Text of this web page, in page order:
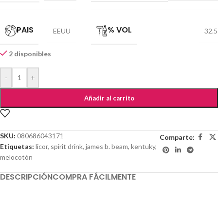
PAIS EEUU % VOL 32.5
2 disponibles
- +
Añadir al carrito
SKU: 080686043171
Etiquetas: licor, spirit drink, james b. beam, kentuky,
melocotón
Comparte:
DESCRIPCIÓNCOMPRA FÁCILMENTE